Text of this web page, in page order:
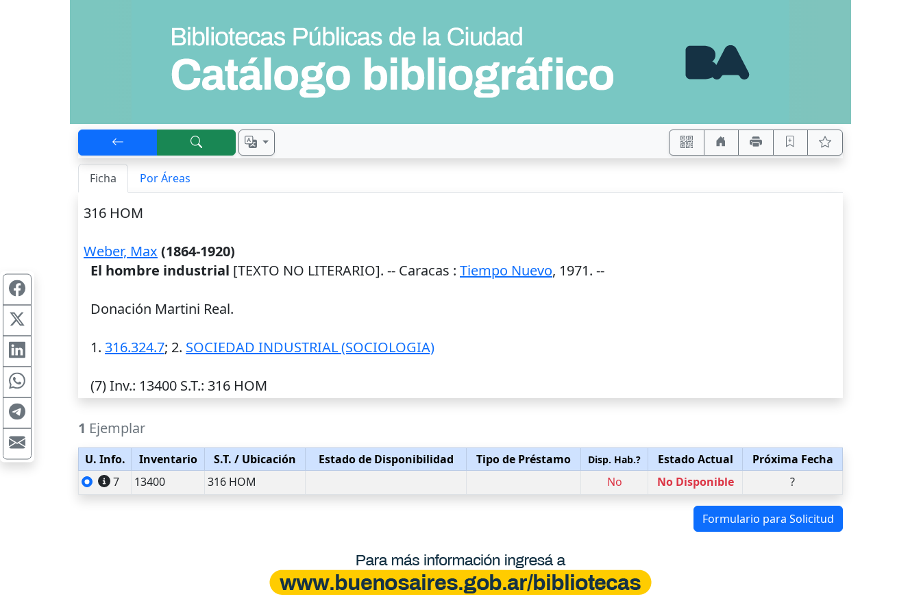
Ficha Por Áreas
316 HOM
Weber, Max (1864-1920)
El hombre industrial [TEXTO NO LITERARIO]. -- Caracas : Tiempo Nuevo, 1971. --
Donación Martini Real.
1. 316.324.7; 2. SOCIEDAD INDUSTRIAL (SOCIOLOGIA)
(7)Inv.: 13400 S.T.: 316 HOM
1 Ejemplar
U. Info. Inventario S.T. / Ubicación Estado de Disponibilidad Tipo de Préstamo Disp. Hab.? Estado Actual
Próxima Fecha
7
13400 316 HOM No No Disponible ?
Formulario para Solicitud